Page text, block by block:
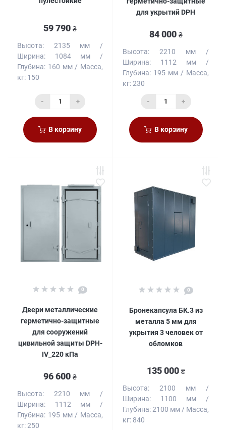
59 790 ₴
Высота:
2135 мм
Ширина:
1084 мм
Глубина: 160 мм
Масса,
кг: 150
- +
В корзину
для укрытий DPH
84 000 ₴
Высота:
2210 мм
Ширина:
1112 мм
Глубина: 195 мм
Масса,
кг:230
- +
В корзину
0
Двери металлические
герметично-защитные
для сооружений
цивильной защиты DPH-
IV_220 кПа
96 600 ₴
Высота:
2210 мм
Ширина:
1112 мм
Глубина: 195 мм
Масса,
кг:250
0
Бронекапсула БК.3 из
металла 5 мм для
укрытия 3 человек от
обломков
135 000 ₴
Высота:
2100 мм
Ширина:
1100 мм
Глубина:2100 мм
Масса,
кг: 840